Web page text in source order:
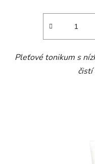
Pleťové tonikum s
čistí